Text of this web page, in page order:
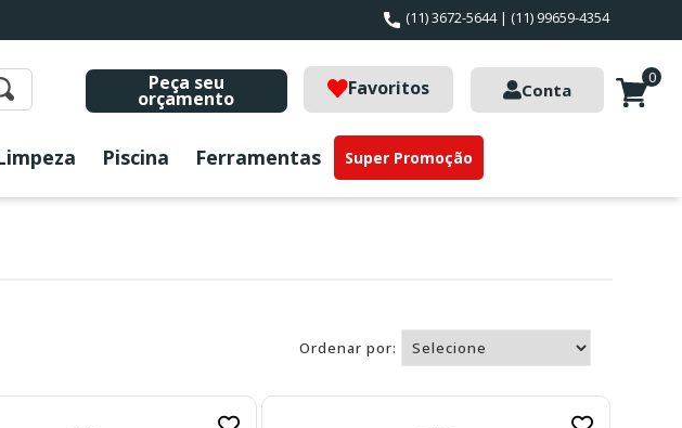
(11) 3672-5644 | (11) 99659-4354
Peça seu
orçamento Favoritos Conta
0
Piscina Ferramentas Super Promoção
Ordenar por: